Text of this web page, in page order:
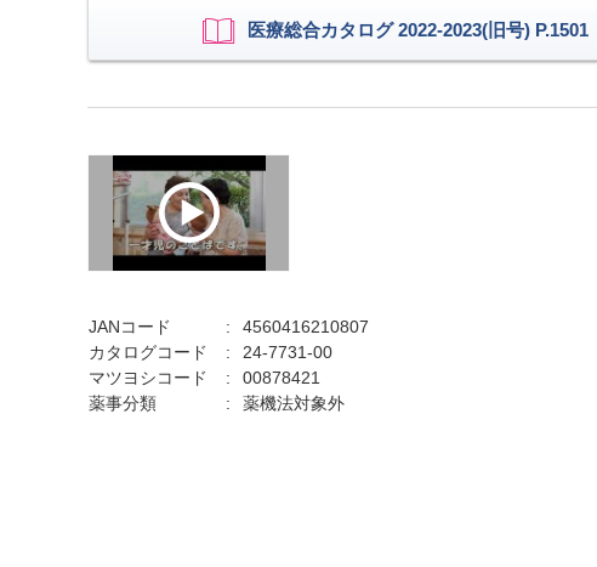
医療総合カタログ 2022-2023(旧号) P.1501
JANコード
4560416210807
カタログコード
24-7731-00
マツヨシコード
00878421
薬事分類
薬機法対象外